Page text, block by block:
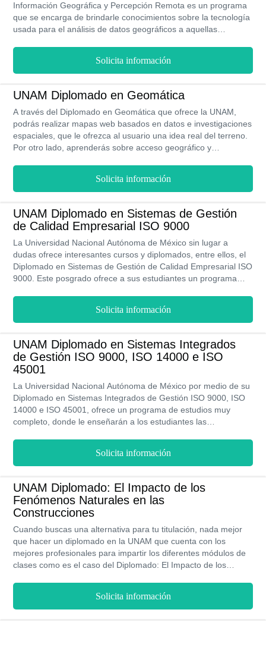
Información Geográfica y Percepción Remota es un programa
que se encarga de brindarle conocimientos sobre la tecnología
usada para el análisis de datos geográficos a aquellas
Este es un diplomado que se imparte de forma en línea en la
UNAM, y que tiene una duración aproximada de cinco meses.
Solicita información
UNAM Diplomado en Geomática
A través del Diplomado en Geomática que ofrece la UNAM,
podrás realizar mapas web basados en datos e investigaciones
espaciales, que le ofrezca al usuario una idea real del terreno.
Por otro lado, aprenderás sobre acceso geográfico y
debes asistir a clases presenciales en la sede principal de la
UNAM durante un período de 204 horas académicas.
Solicita información
UNAM Diplomado en Sistemas de Gestión
de Calidad Empresarial ISO 9000
La Universidad Nacional Autónoma de México sin lugar a
dudas ofrece interesantes cursos y diplomados, entre ellos, el
Diplomado en Sistemas de Gestión de Calidad Empresarial ISO
9000. Este posgrado ofrece a sus estudiantes un programa
especialización tiene como objetivo enseñar a los universitarios
todos los conocimientos y herramientas de estadística y demás
metodologías para que logren mantener un sistema de gestión
de calidad exitoso en cualquier organización en la que laboren.
Todos estos contenidos los conocerás con la ayuda de
profesionales expertos en el área.
Solicita información
UNAM Diplomado en Sistemas Integrados
de Gestión ISO 9000, ISO 14000 e ISO
45001
La Universidad Nacional Autónoma de México por medio de su
Diplomado en Sistemas Integrados de Gestión ISO 9000, ISO
14000 e ISO 45001, ofrece un programa de estudios muy
completo, donde le enseñarán a los estudiantes las
salud, seguridad en el trabajo y el medio ambiente. Los
profesores capacitarán a los universitarios para que hagan
cumplir dichas normas, de manera que las ganancias de la
empresa en la que laboren aumenten y los procesos
productivos no afecten la medio ambiente y a la seguridad y
salud de los trabajadores que laboren en ella. Tiene una
duración de 180 horas y se imparte en la modalidad a
distancia.
Solicita información
UNAM Diplomado: El Impacto de los
Fenómenos Naturales en las
Construcciones
Cuando buscas una alternativa para tu titulación, nada mejor
que hacer un diplomado en la UNAM que cuenta con los
mejores profesionales para impartir los diferentes módulos de
clases como es el caso del Diplomado: El Impacto de los
costo para estudiar, también encuentras modalidades en línea
para que estudies desde la comodidad de tu casa u oficina
Solicita información